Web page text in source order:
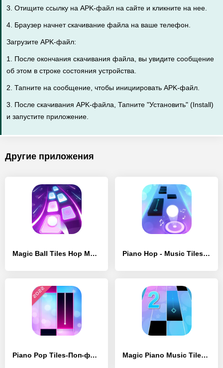
3. Отищите ссылку на APK-файл на сайте и кликните на нее.
4. Браузер начнет скачивание файла на ваше телефон.
Загрузите APK-файл:
1. После окончания скачивания файла, вы увидите сообщение
об этом в строке состояния устройства.
2. Тапните на сообщение, чтобы инициировать APK-файл.
3. После скачивания APK-файла, Тапните "Установить" (Install)
и запустите приложение.
Другие приложения
Magic Ball Tiles Hop Music Run - [Взлом/МОД Unlocked] Piano Hop - Music Tiles - [Взлом/МОД Unlocked]
Piano Pop Tiles-Поп-фортепиано - [Взлом/МОД Все открыто] Magic Piano Music Tiles 2 - [Взлом/МОД Unlocked]